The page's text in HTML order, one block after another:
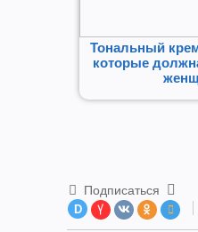
Тональный
которые
Подписаться
D